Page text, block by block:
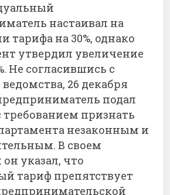
настаивал на
тарифа на 30%, однако
утвердил увеличение
Не согласившись с
26 декабря
подал
требованием признать
незаконным и
В своем
указал, что
тариф препятствует